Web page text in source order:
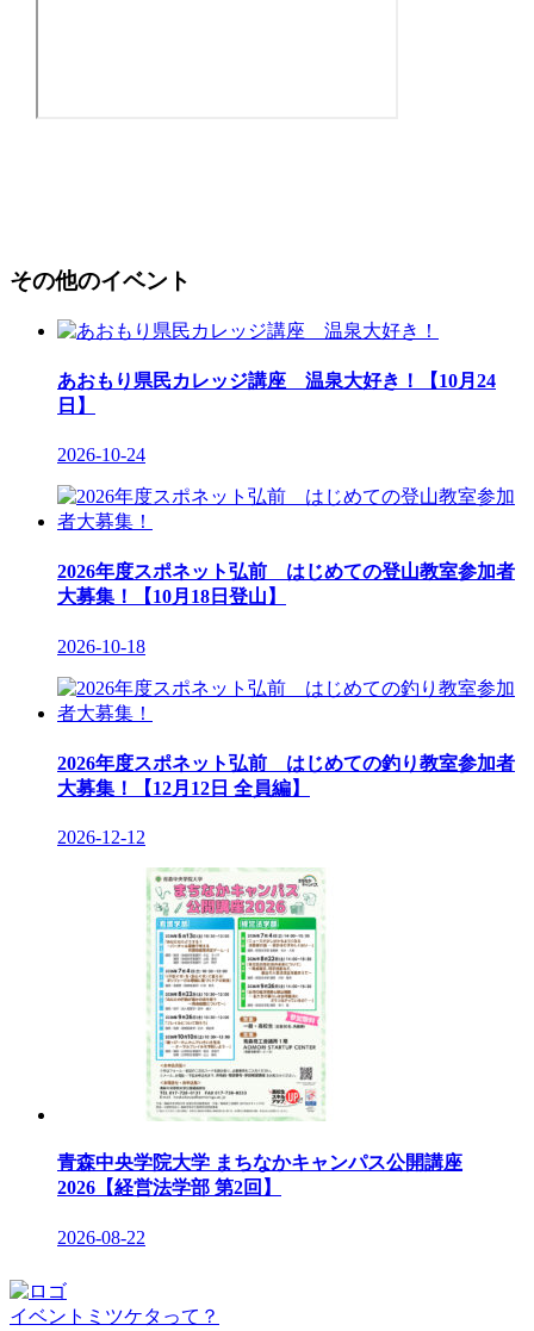
その他のイベント
あおもり県民カレッジ講座 温泉大好き！【10月24
日】
2026-10-24
2026年度スポネット弘前 はじめての登山教室参加者
大募集！【10月18日登山】
2026-10-18
2026年度スポネット弘前 はじめての釣り教室参加者
大募集！【12月12日 全員編】
2026-12-12
青森中央学院大学 まちなかキャンパス公開講座
2026【経営法学部 第2回】
2026-08-22
イベントミツケタって？